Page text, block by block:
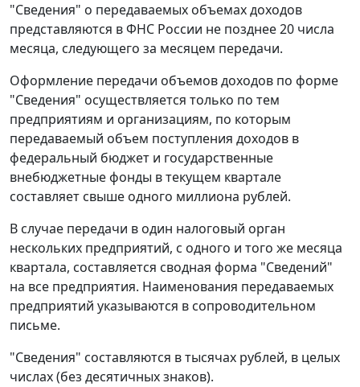
"Сведения" о передаваемых объемах доходов
представляются в ФНС России не позднее 20 числа
месяца, следующего за месяцем передачи.
Оформление передачи объемов доходов по форме
"Сведения" осуществляется только по тем
предприятиям и организациям, по которым
передаваемый объем поступления доходов в
федеральный бюджет и государственные
внебюджетные фонды в текущем квартале
составляет свыше одного миллиона рублей.
В случае передачи в один налоговый орган
нескольких предприятий, с одного и того же месяца
квартала, составляется сводная форма "Сведений"
на все предприятия. Наименования передаваемых
предприятий указываются в сопроводительном
письме.
"Сведения" составляются в тысячах рублей, в целых
числах (без десятичных знаков).